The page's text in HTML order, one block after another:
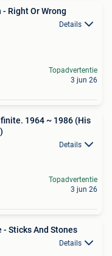
Right Or Wrong
Details
Topadvertentie
3 jun 26
1964 ~ 1986 (His
Details
Topadvertentie
3 jun 26
- Sticks And Stones
Details